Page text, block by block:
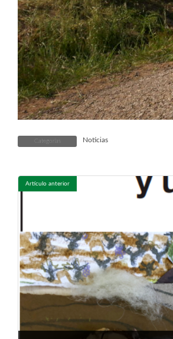
Categorías Noticias
Artículo anterior